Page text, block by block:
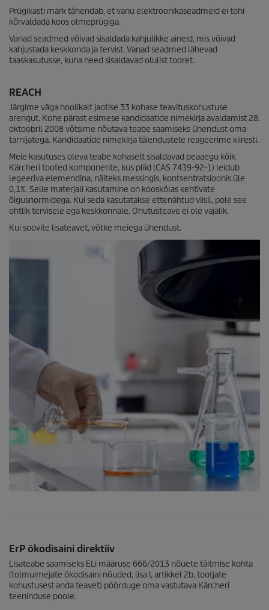
Prügikasti märk tähendab, et vanu elektroonikaseadmeid ei tohi
kõrvaldada koos olmeprügiga.
Vanad seadmed võivad sisaldada kahjulikke aineid, mis võivad
kahjustada keskkonda ja tervist. Vanad seadmed lähevad
taaskasutusse, kuna need sisaldavad olulist tooret.
REACH
Järgime väga hoolikalt jaotise 33 kohase teavituskohustuse
arengut. Kohe pärast esimese kandidaatide nimekirja avaldamist 28.
oktoobril 2008 võtsime nõutava teabe saamiseks ühendust oma
tarnijatega. Kandidaatide nimekirja täiendustele reageerime kiiresti.
Meie kasutuses oleva teabe kohaselt sisaldavad peaaegu kõik
Kärcheri tooted komponente, kus pliid (CAS 7439-92-1) leidub
legeeriva elemendina, näiteks messingis, kontsentratsioonis üle
0,1%. Selle materjali kasutamine on kooskõlas kehtivate
õigusnormidega. Kui seda kasutatakse ettenähtud viisil, pole see
ohtlik tervisele ega keskkonnale. Ohutusteave ei ole vajalik.
Kui soovite lisateavet, võtke meiega ühendust.
ErP ökodisaini direktiiv
Lisateabe saamiseks ELi määruse 666/2013 nõuete täitmise kohta
(tolmuimejate ökodisaini nõuded, lisa I, artikkel 2b, tootjate
kohustusest anda teavet) pöörduge oma vastutava Kärcheri
teeninduse poole.